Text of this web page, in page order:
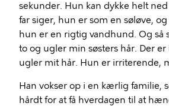
sekunder. Hun kan dykke helt
far siger, hun er som en søløve,
hun er en rigtig vandhund. Og så
to og ugler min søsters hår. Der
ugler mit hår. Hun er irriterende,
Han vokser op i en kærlig familie,
hårdt for at få hverdagen til at